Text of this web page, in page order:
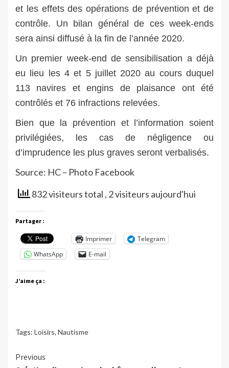
et les effets des opérations de prévention et de
contrôle. Un bilan général de ces week-ends
sera ainsi diffusé à la fin de l’année 2020.
Un premier week-end de sensibilisation a déjà
eu lieu les 4 et 5 juillet 2020 au cours duquel
113 navires et engins de plaisance ont été
contrôlés et 76 infractions relevées.
Bien que la prévention et l’information soient
privilégiées, les cas de négligence ou
d’imprudence les plus graves seront verbalisés.
Source: HC – Photo Facebook
832 visiteurs total , 2 visiteurs aujourd'hui
Partager :
Imprimer
Telegram
WhatsApp
E-mail
J’aime ça :
Tags: Loisirs, Nautisme
Continue
Previous